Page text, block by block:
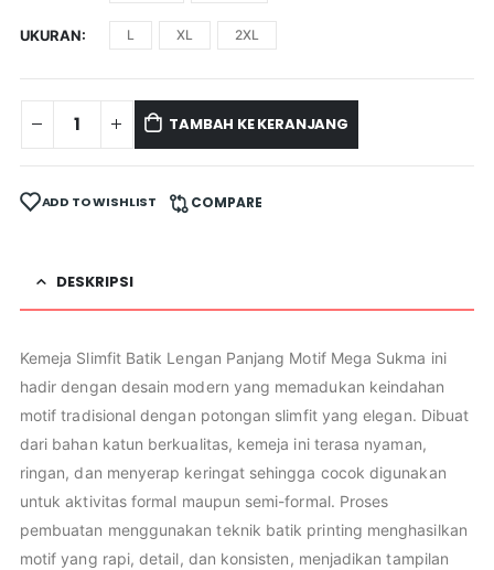
UKURAN L XL 2XL
TAMBAH KE KERANJANG
ADD TO WISHLIST COMPARE
DESKRIPSI
Kemeja Slimfit Batik Lengan Panjang Motif Mega Sukma ini
hadir dengan desain modern yang memadukan keindahan
motif tradisional dengan potongan slimfit yang elegan. Dibuat
dari bahan katun berkualitas, kemeja ini terasa nyaman,
ringan, dan menyerap keringat sehingga cocok digunakan
untuk aktivitas formal maupun semi-formal. Proses
pembuatan menggunakan teknik batik printing menghasilkan
motif yang rapi, detail, dan konsisten, menjadikan tampilan